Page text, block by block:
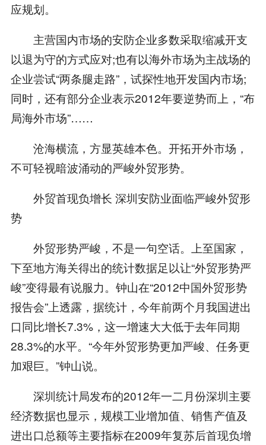
应规划。
主营国内市场的安防企业多数采取缩减开支
以退为守的方式应对;也有以海外市场为主战场的
企业尝试“两条腿走路”，试探性地开发国内市场;
同时，还有部分企业表示2012年要逆势而上，“布
局海外市场”……
沧海横流，方显英雄本色。开拓开外市场，
不可轻视暗波涌动的严峻外贸形势。
外贸首现负增长 深圳安防业面临严峻外贸形
势
外贸形势严峻，不是一句空话。上至国家，
下至地方海关得出的统计数据足以让“外贸形势严
峻”变得最有说服力。钟山在“2012中国外贸形势
报告会”上透露，据统计，今年前两个月我国进出
口同比增长7.3%，这一增速大大低于去年同期
28.3%的水平。“今年外贸形势更加严峻、任务更
加艰巨。”钟山说。
深圳统计局发布的2012年一二月份深圳主要
经济数据也显示，规模工业增加值、销售产值及
进出口总额等主要指标在2009年复苏后首现负增